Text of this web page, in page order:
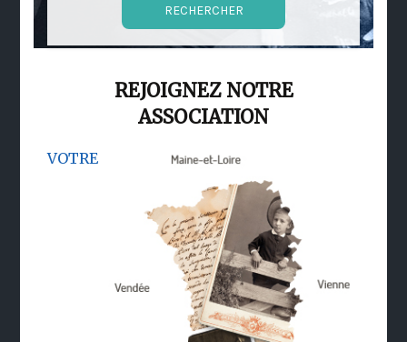
REJOIGNEZ NOTRE
ASSOCIATION
VOTRE